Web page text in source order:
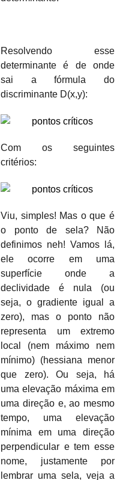
Resolvendo esse
determinante é de onde
sai a fórmula do
discriminante D(x,y):
Com os seguintes
critérios:
Viu, simples! Mas o que é
o ponto de sela? Não
definimos neh! Vamos lá,
ele ocorre em uma
superfície onde a
declividade é nula (ou
seja, o gradiente igual a
zero), mas o ponto não
representa um extremo
local (nem máximo nem
mínimo) (hessiana menor
que zero). Ou seja, há
uma elevação máxima em
uma direção e, ao mesmo
tempo, uma elevação
mínima em uma direção
perpendicular e tem esse
nome, justamente por
lembrar uma sela, veja a